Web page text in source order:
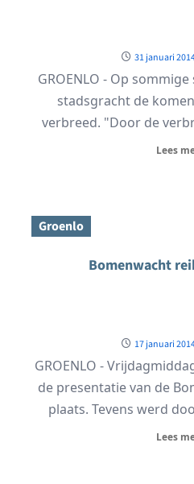
31 januari
GROENLO - Op
stadsgracht de
verbreed. "Door de
Lees
Groenlo
Bomenwacht
17 januari
GROENLO -
de presentatie van de
plaats. Tevens werd
Lees